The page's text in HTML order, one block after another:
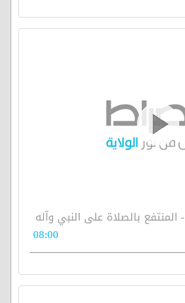
مصباح الهداية 300 - المنتفع بالصلاة على النبي وآله
08:00